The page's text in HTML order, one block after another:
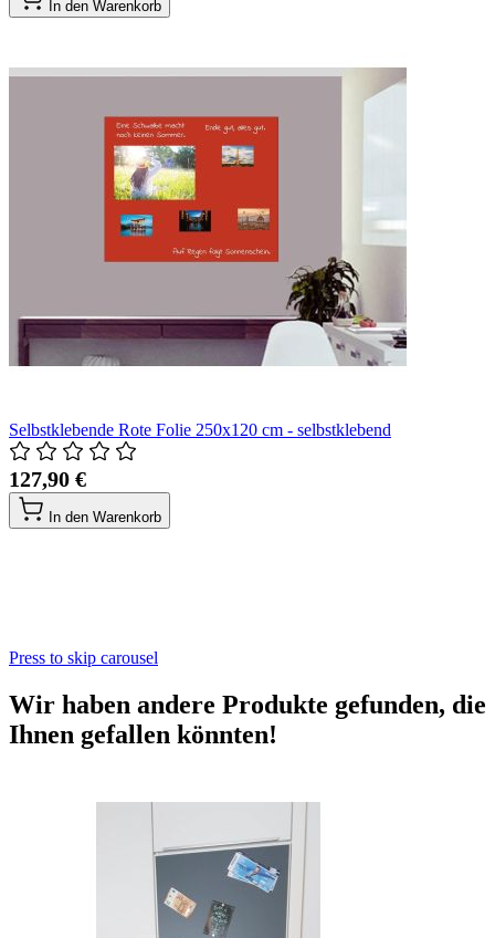
In den Warenkorb
Selbstklebende Rote Folie 250x120 cm - selbstklebend
127,90 €
In den Warenkorb
Press to skip carousel
Wir haben andere Produkte gefunden, die
Ihnen gefallen könnten!